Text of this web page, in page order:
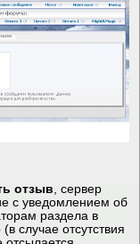
отзыв, сервер
с уведомлением об
раздела в
случае отсутствия